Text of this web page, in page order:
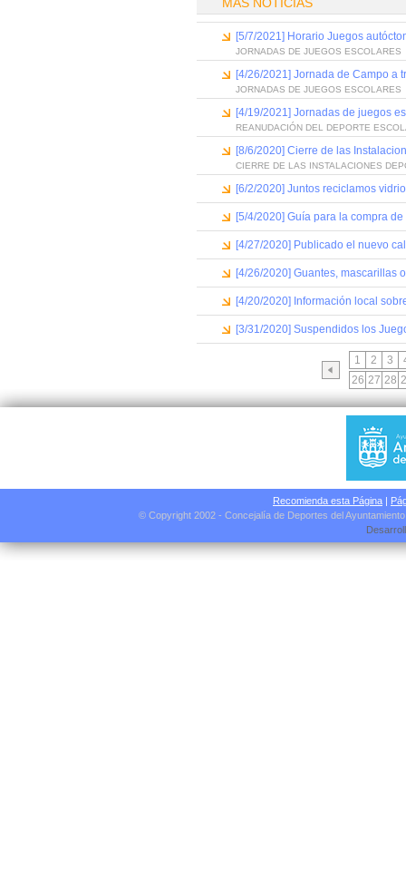
[5/7/2021] Horario Juegos
JORNADAS DE JUEGOS ESCOLARES
[4/26/2021] Jornada de Campo a
JORNADAS DE JUEGOS ESCOLARES
[4/19/2021] Jornadas de juegos
REANUDACIÓN DEL DEPORTE
[8/6/2020] Cierre de las
CIERRE DE LAS INSTALACIONES
[6/2/2020] Juntos reciclamos vidrio
[5/4/2020] Guía para la compra
[4/27/2020] Publicado el nuevo
[4/26/2020] Guantes, mascarillas
[4/20/2020] Información local
[3/31/2020] Suspendidos los
1 2 3
26 27 28
Recomienda esta Página |
© Copyright 2002 - Concejalía de Deportes del